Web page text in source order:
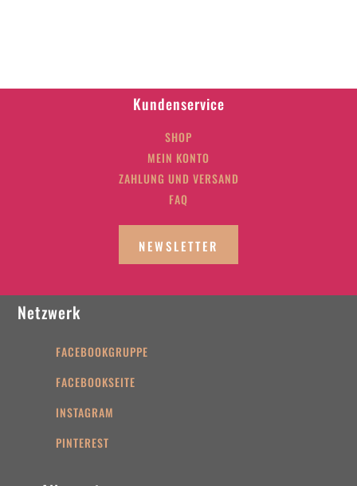
Kundenservice
SHOP
MEIN KONTO
ZAHLUNG UND VERSAND
FAQ
NEWSLETTER
Netzwerk
FACEBOOKGRUPPE
FACEBOOKSEITE
INSTAGRAM
PINTEREST